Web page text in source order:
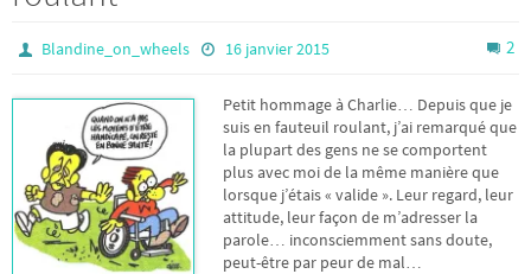
Blandine_on_wheels 16 janvier 2015 2
Petit hommage à Charlie… Depuis que je
suis en fauteuil roulant, j’ai remarqué que
la plupart des gens ne se comportent
plus avec moi de la même manière que
lorsque j’étais « valide ». Leur regard, leur
attitude, leur façon de m’adresser la
parole… inconsciemment sans doute,
peut-être par peur de mal…